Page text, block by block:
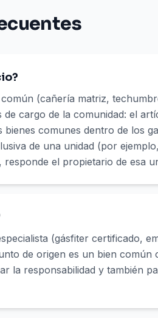
(cañería matriz,
cargo de la comunidad: el
comunes dentro de los
de una unidad (por
el propietario de esa
(gásfiter certificado,
de origen es un bien común
la responsabilidad y también